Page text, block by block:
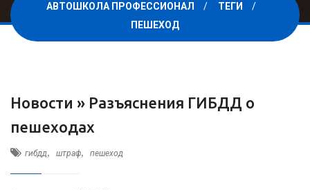
АВТОШКОЛА ПРОФЕССИОНАЛ
ТЕГИ
ПЕШЕХОД
Новости » Разъяснения ГИБДД о
пешеходах
гибдд, штраф, пешеход